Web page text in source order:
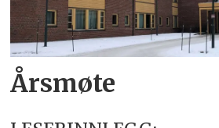
Årsmøte